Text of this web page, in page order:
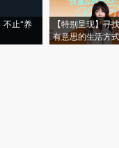
不止“养
【特别呈现】寻
有意思的生活方